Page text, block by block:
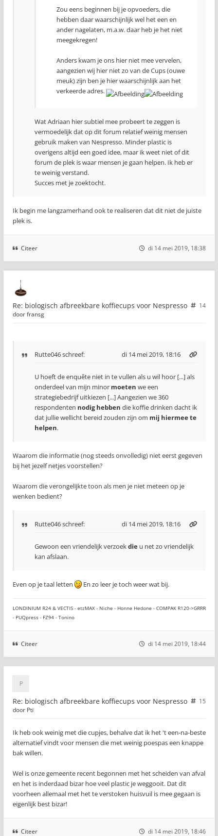
Zou eens beginnen bij je opvoeders, die
hebben daar waarschijnlijk wel het een en
ander nagelaten, m.a.w. daar heb je het niet
meegekregen!
Anders kwam je ons hier niet mee vervelen,
aangezien wij hier niet zo van de Cups (ouwe
meuk) zijn ben je hier waarschijnlijk aan het
verkeerde adres.
Wat Adriaan hier subtiel mee probeert te zeggen is
vermoedelijk dat op dit forum relatief weinig mensen
gebruik maken van Nespresso. Minder plastic is
overigens altijd een goed idee, maar ik weet niet of dit
forum de plek is waar mensen je gaan helpen. Ik heb er
te weinig verstand.
Succes met je zoektocht.
Ik begin me langzamerhand ook te realiseren dat dit niet de juiste
plek is.
Citeer di 14 mei 2019, 18:38
Re: biologisch afbreekbare koffiecups voor Nespresso
14
doorfransg
Rutte046schreef: di 14 mei 2019, 18:16
U hoeft de enquête niet in te vullen als u wil hoor [...] als
onderdeel van mijn minor moeten we een
strategiebedrijf uitkiezen [...] Aangezien we 360
respondenten nodig hebben die koffie drinken dacht ik
dat jullie wellicht bereid zouden zijn om mij hiermee te
helpen.
Waarom die informatie (nog steeds onvolledig) niet eerst gegeven
bij het jezelf netjes voorstellen?
Waarom die verongelijkte toon als men je niet meteen op je
wenken bedient?
Rutte046schreef: di 14 mei 2019, 18:16
Gewoon een vriendelijk verzoekdie u net zo vriendelijk
kan afslaan.
Even op je taal letten En zo leer je toch weer wat bij.
LONDINIUM R24 & VECTIS - etzMAX - Niche - Honne Hedone - COMPAK R120->GRRR
- PUQpress - FZ94 - Tonino
Citeer di 14 mei 2019, 18:44
Re: biologisch afbreekbare koffiecups voor Nespresso
15
door Pti
Ik heb ook weinig met die cupjes, behalve dat ik het 't een-na-beste
alternatief vindt voor mensen die met weinig poespas een knappe
bak willen.
Wel is onze gemeente recent begonnen met het scheiden van afval
en het is inderdaad bizar hoe veel plastic je weggooit. Dat dit
voorheen allemaal met het te verstoken huisvuil is mee gegaan is
eigenlijk best bizar!
Citeer di 14 mei 2019, 18:46